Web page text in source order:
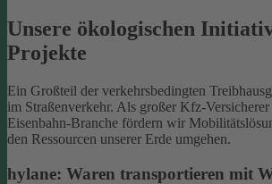
Unsere ökologischen
Projekte
Ein Großteil der verkehrsbedingten
im Straßenverkehr. Als großer Kfz-
Eisenbahn-Branche fördern wir
den Ressourcen unserer Erde umgehen.
hylane: Waren transportieren mit